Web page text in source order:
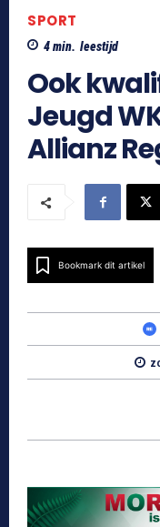
SPORT
4min. leestijd
Ook
Jeugd
Allianz
Bookmark dit artikel